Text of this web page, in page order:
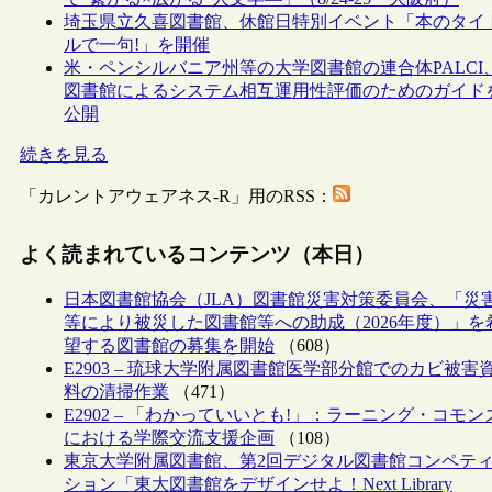
埼玉県立久喜図書館、休館日特別イベント「本のタイ
ルで一句!」を開催
米・ペンシルバニア州等の大学図書館の連合体PALCI、
図書館によるシステム相互運用性評価のためのガイド
公開
続きを見る
「カレントアウェアネス-R」用のRSS：
よく読まれているコンテンツ（本日）
日本図書館協会（JLA）図書館災害対策委員会、「災
等により被災した図書館等への助成（2026年度）」を
望する図書館の募集を開始 （608）
E2903 – 琉球大学附属図書館医学部分館でのカビ被害
料の清掃作業 （471）
E2902 – 「わかっていいとも!」：ラーニング・コモン
における学際交流支援企画 （108）
東京大学附属図書館、第2回デジタル図書館コンペティ
ション「東大図書館をデザインせよ！Next Library